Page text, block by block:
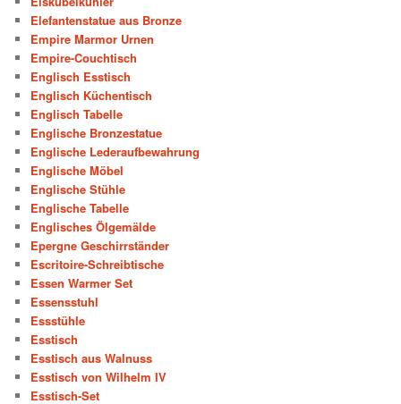
Elefantenstatue aus Bronze
Empire Marmor Urnen
Empire-Couchtisch
Englisch Esstisch
Englisch Küchentisch
Englisch Tabelle
Englische Bronzestatue
Englische Lederaufbewahrung
Englische Möbel
Englische Stühle
Englische Tabelle
Englisches Ölgemälde
Epergne Geschirrständer
Escritoire-Schreibtische
Essen Warmer Set
Essensstuhl
Essstühle
Esstisch
Esstisch aus Walnuss
Esstisch von Wilhelm IV
Esstisch-Set